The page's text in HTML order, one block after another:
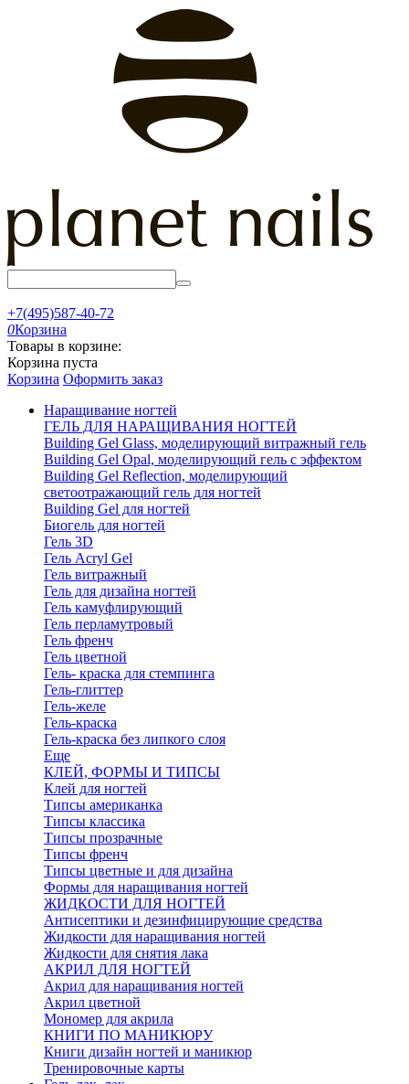
+7(495)587-40-72
0Корзина
Товары в корзине:
Корзина пуста
Корзина Оформить заказ
Наращивание ногтей
ГЕЛЬ ДЛЯ НАРАЩИВАНИЯ НОГТЕЙ
Building Gel Glass, моделирующий витражный гель
Building Gel Opal, моделирующий гель с эффектом
Building Gel Reflection, моделирующий
светоотражающий гель для ногтей
Building Gel для ногтей
Биогель для ногтей
Гель 3D
Гель Acryl Gel
Гель витражный
Гель для дизайна ногтей
Гель камуфлирующий
Гель перламутровый
Гель френч
Гель цветной
Гель- краска для стемпинга
Гель-глиттер
Гель-желе
Гель-краска
Гель-краска без липкого слоя
Еще
КЛЕЙ, ФОРМЫ И ТИПСЫ
Клей для ногтей
Типсы американка
Типсы классика
Типсы прозрачные
Типсы френч
Типсы цветные и для дизайна
Формы для наращивания ногтей
ЖИДКОСТИ ДЛЯ НОГТЕЙ
Антисептики и дезинфицирующие средства
Жидкости для наращивания ногтей
Жидкости для снятия лака
АКРИЛ ДЛЯ НОГТЕЙ
Акрил для наращивания ногтей
Акрил цветной
Мономер для акрила
КНИГИ ПО МАНИКЮРУ
Книги дизайн ногтей и маникюр
Тренировочные карты